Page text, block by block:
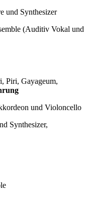
und Synthesizer
(Auditiv Vokal und
Piri, Gayageum,
und Violoncello
Synthesizer,